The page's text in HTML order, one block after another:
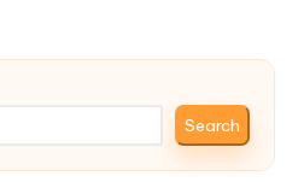
Search